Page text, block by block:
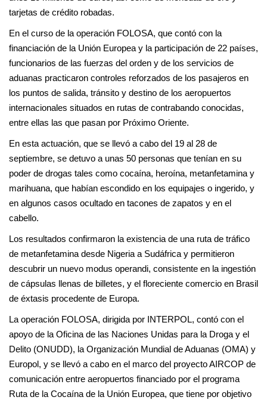
tarjetas de crédito robadas.
En el curso de la operación FOLOSA, que contó con la
financiación de la Unión Europea y la participación de 22 países,
funcionarios de las fuerzas del orden y de los servicios de
aduanas practicaron controles reforzados de los pasajeros en
los puntos de salida, tránsito y destino de los aeropuertos
internacionales situados en rutas de contrabando conocidas,
entre ellas las que pasan por Próximo Oriente.
En esta actuación, que se llevó a cabo del 19 al 28 de
septiembre, se detuvo a unas 50 personas que tenían en su
poder de drogas tales como cocaína, heroína, metanfetamina y
marihuana, que habían escondido en los equipajes o ingerido, y
en algunos casos ocultado en tacones de zapatos y en el
cabello.
Los resultados confirmaron la existencia de una ruta de tráfico
de metanfetamina desde Nigeria a Sudáfrica y permitieron
descubrir un nuevo modus operandi, consistente en la ingestión
de cápsulas llenas de billetes, y el floreciente comercio en Brasil
de éxtasis procedente de Europa.
La operación FOLOSA, dirigida por INTERPOL, contó con el
apoyo de la Oficina de las Naciones Unidas para la Droga y el
Delito (ONUDD), la Organización Mundial de Aduanas (OMA) y
Europol, y se llevó a cabo en el marco del proyecto AIRCOP de
comunicación entre aeropuertos financiado por el programa
Ruta de la Cocaína de la Unión Europea, que tiene por objetivo